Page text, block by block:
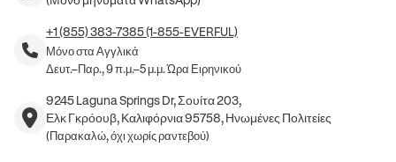
+1 (855) 383-7385 (1-855-EVERFUL)
Μόνο στα Αγγλικά
Δευτ.–Παρ., 9 π.μ.–5 μ.μ. Ώρα Ειρηνικού
9245 Laguna Springs Dr, Σουίτα 203,
Ελκ Γκρόουβ, Καλιφόρνια 95758, Ηνωμένες Πολιτείες
(Παρακαλώ, όχι χωρίς ραντεβού)